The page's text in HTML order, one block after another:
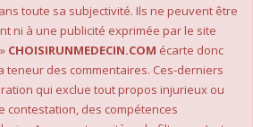
toute sa subjectivité. Ils ne peuvent être
ni à une publicité exprimée par le site
CHOISIRUNMEDECIN.COM écarte donc
teneur des commentaires. Ces-derniers
qui exclue tout propos injurieux ou
contestation, des compétences